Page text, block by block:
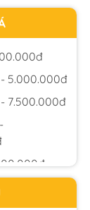
5.000.000đ
7.500.000đ